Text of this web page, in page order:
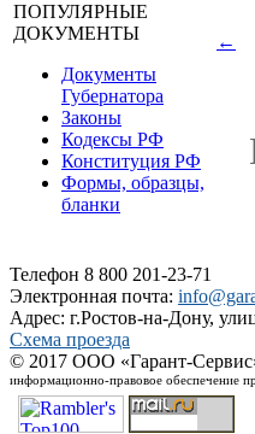
ПОПУЛЯРНЫЕ
ДОКУМЕНТЫ
Документы
Губернатора
Законы
Кодексы РФ
Конституция РФ
Формы, образцы,
бланки
←
Телефон 8 800 201-23-71
Электронная почта:
Адрес: г.Ростов-на-Дону,
Схема проезда
© 2017 ООО «Гарант-
информационно-правовое обеспечение